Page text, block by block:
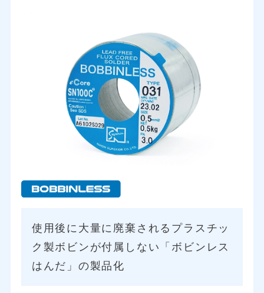
使用後に大量に廃棄される プラスチッ
ク製ボビンが付属しない 「ボビンレス
はんだ」の製品化